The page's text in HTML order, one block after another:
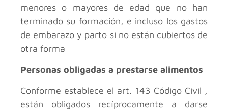
menores o mayores de edad que no han
terminado su formación, e incluso los gastos
de embarazo y parto si no están cubiertos de
otra forma
Personas obligadas a prestarse alimentos
Conforme establece el art. 143 Código Civil ,
están obligados recíprocamente a darse